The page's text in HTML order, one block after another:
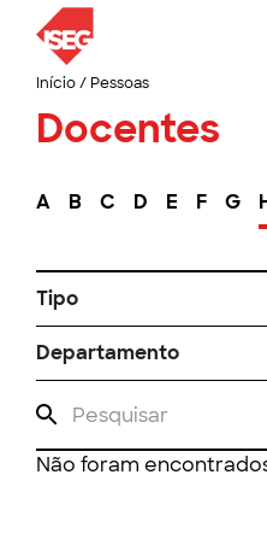
Início/ Pessoas
Docentes
A B C D E F G
Tipo
Departamento
Não foram